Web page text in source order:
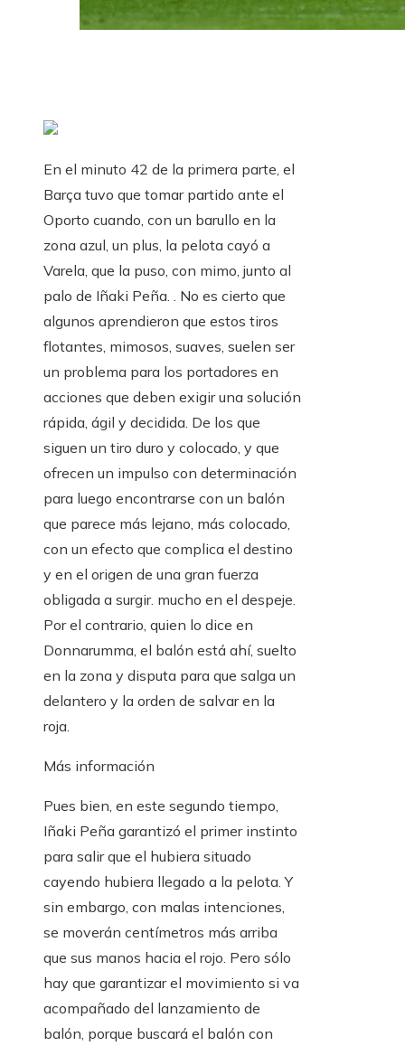
En el minuto 42 de la primera parte, el
Barça tuvo que tomar partido ante el
Oporto cuando, con un barullo en la
zona azul, un plus, la pelota cayó a
Varela, que la puso, con mimo, junto al
palo de Iñaki Peña. . No es cierto que
algunos aprendieron que estos tiros
flotantes, mimosos, suaves, suelen ser
un problema para los portadores en
acciones que deben exigir una solución
rápida, ágil y decidida. De los que
siguen un tiro duro y colocado, y que
ofrecen un impulso con determinación
para luego encontrarse con un balón
que parece más lejano, más colocado,
con un efecto que complica el destino
y en el origen de una gran fuerza
obligada a surgir. mucho en el despeje.
Por el contrario, quien lo dice en
Donnarumma, el balón está ahí, suelto
en la zona y disputa para que salga un
delantero y la orden de salvar en la
roja.
Más información
Pues bien, en este segundo tiempo,
Iñaki Peña garantizó el primer instinto
para salir que el hubiera situado
cayendo hubiera llegado a la pelota. Y
sin embargo, con malas intenciones,
se moverán centímetros más arriba
que sus manos hacia el rojo. Pero sólo
hay que garantizar el movimiento si va
acompañado del lanzamiento de
balón, porque buscará el balón con